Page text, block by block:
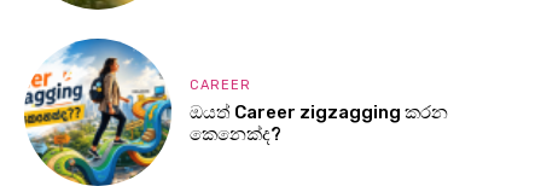
CAREER
ඔයත් Career zigzagging කරන
කෙනෙක්ද?